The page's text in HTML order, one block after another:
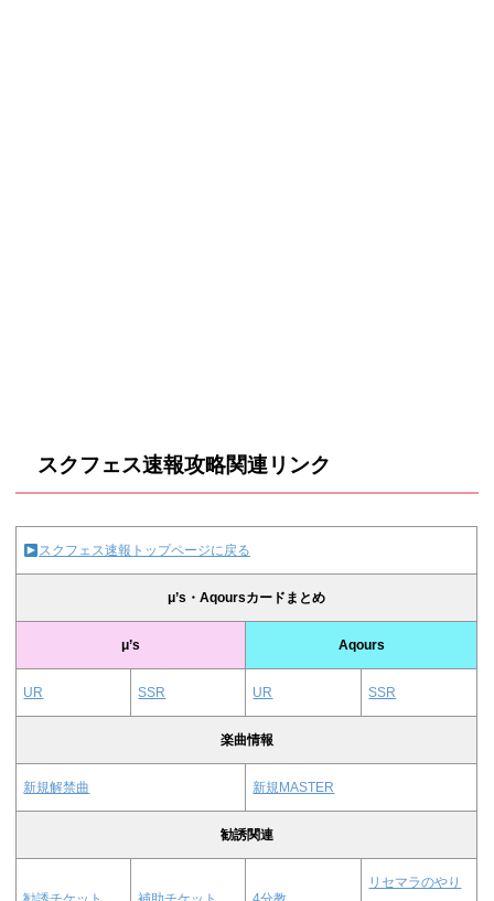
スクフェス速報攻略関連リンク
スクフェス速報トップページに戻る
μ’s・Aqoursカードまとめ
μ’s Aqours
UR SSR UR SSR
楽曲情報
新規解禁曲 新規MASTER
勧誘関連
リセマラのやり